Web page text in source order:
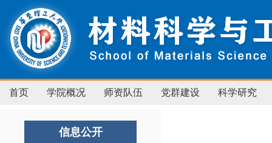
首页 学院概况 师资队伍 党群建设 科学研究
信息公开